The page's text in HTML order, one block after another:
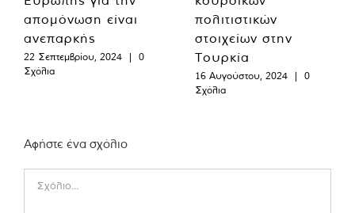
απομόνωση είναι
ανεπαρκής
22 Σεπτεμβρίου, 2024 |
0
Σχόλια
πολιτιστικών
στοιχείων στην
Τουρκία
16 Αυγούστου, 2024 |
0
Σχόλια
Αφήστε ένα σχόλιο